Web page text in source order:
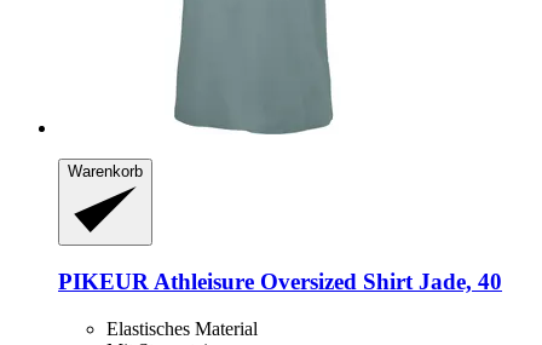
Warenkorb
PIKEUR Athleisure Oversized Shirt Jade, 40
Elastisches Material